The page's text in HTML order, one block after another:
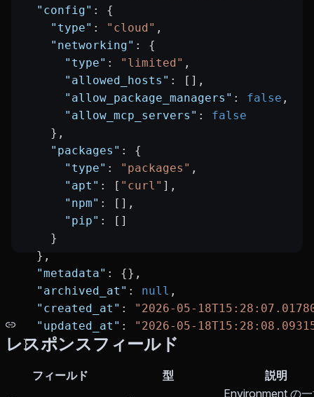
  "config"
: {
    "type"
: "cloud" ,
    "networking"
: {
      "type"
: "limited" ,
      "allowed_hosts"
: [],
      "allow_package_managers"
: false ,
      "allow_mcp_servers"
: false
    },
    "packages"
: {
      "type"
: "packages" ,
      "apt"
: [ "curl" ],
      "npm"
: [],
      "pip"
: []
    }
  },
  "metadata"
: {},
  "archived_at"
: null ,
  "created_at"
:
"2026-05-
  "updated_at"
:
"2026-05-
}
レスポンスフィールド
フィールド 型 説明
Environment の